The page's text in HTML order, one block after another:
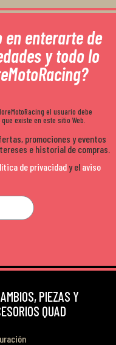
en enterarte de
y todo lo
el usuario debe
que existe en este sitio Web.
promociones y eventos
e historial de compras.
de privacidady el aviso
PIEZAS Y
QUAD